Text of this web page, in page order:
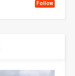
Follow